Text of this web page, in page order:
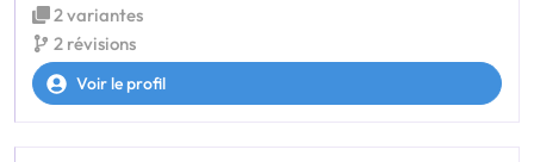
2 variantes
2 révisions
Voir le profil